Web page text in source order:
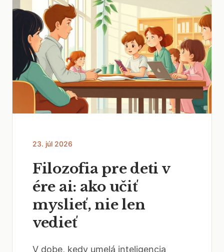
23. júl 2026
Filozofia pre deti v
ére ai: ako učiť
myslieť, nie len
vedieť
V dobe, kedy umelá inteligencia